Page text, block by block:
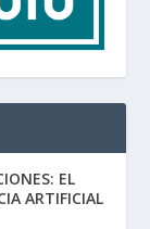
EL
ARTIFICIAL